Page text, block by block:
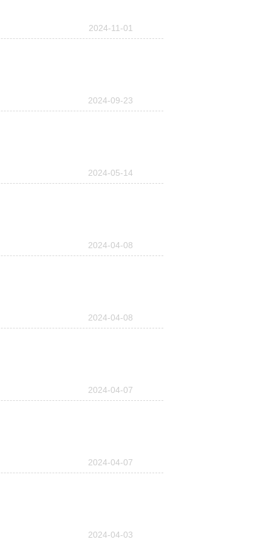
2024-11-01
2024-09-23
2024-05-14
2024-04-08
2024-04-08
2024-04-07
2024-04-07
2024-04-03